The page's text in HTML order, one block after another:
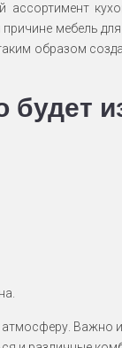
мебель
образом
будет
Важно